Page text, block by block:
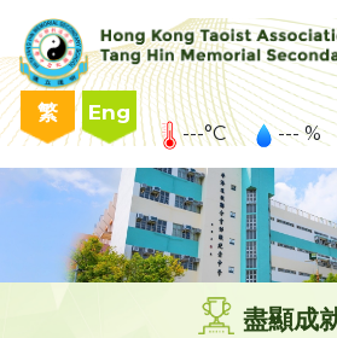
繁 Eng
---°C --- %
盡顯成